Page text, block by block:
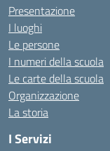
Presentazione
I luoghi
Le persone
I numeri della scuola
Le carte della scuola
Organizzazione
La storia
I Servizi